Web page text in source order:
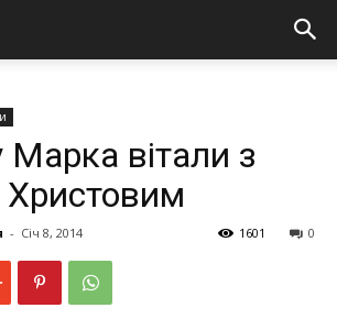
вітали з
Христовим
- Січ 8, 2014 0
1601